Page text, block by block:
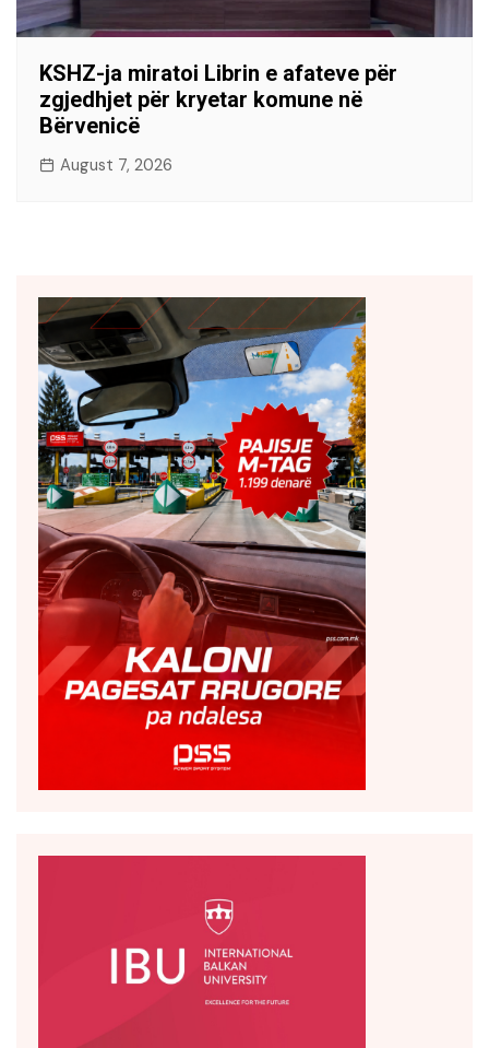
KSHZ-ja miratoi Librin e afateve për
zgjedhjet për kryetar komune në
Bërvenicë
August 7, 2026